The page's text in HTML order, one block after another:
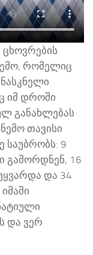
რომელიც
იმ დროში
განახლებას
თავისი
საუბრობს: 9
გაშორდნენ, 16
და 34
და ვერ